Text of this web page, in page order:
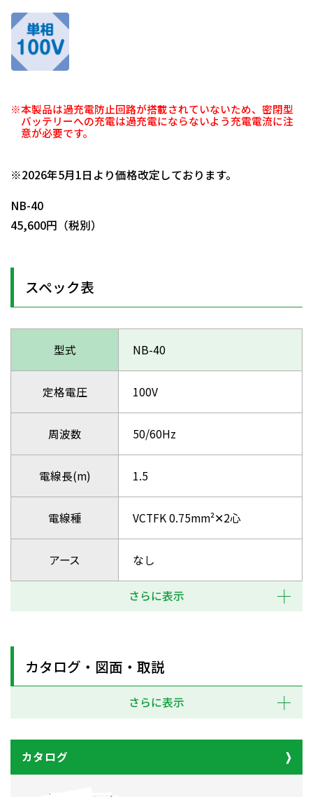
※本製品は過充電防止回路が搭載されていないため、密閉型
バッテリーへの充電は過充電にならないよう充電電流に注
意が必要です。
※2026年5月1日より価格改定しております。
NB-40
45,600円（税別）
スペック表
型式 NB-40
定格電圧 100V
周波数 50/60Hz
電線長(m) 1.5
電線種 VCTFK 0.75mm²✕2心
アース なし
さらに表示
カタログ・図面・取説
さらに表示
カタログ